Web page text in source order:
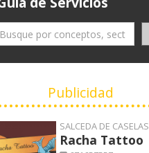
Publicidad
SALCEDA DE CASELAS
Racha Tattoo